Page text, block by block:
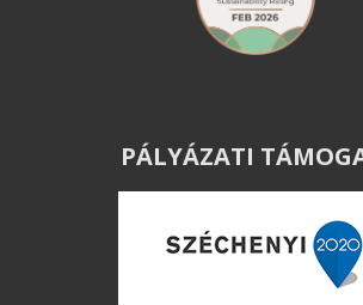
PÁLYÁZATI